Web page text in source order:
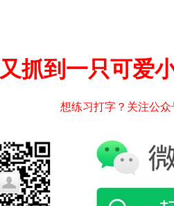
又抓到一只可爱
想练习打字？关注公众